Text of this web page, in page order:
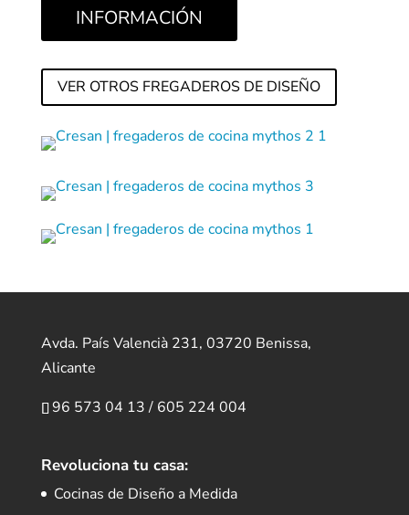
INFORMACIÓN
VER OTROS FREGADEROS DE DISEÑO
Avda. País Valencià 231, 03720 Benissa,
Alicante
96 573 04 13/ 605 224 004
Revoluciona tu casa:
Cocinas de Diseño a Medida